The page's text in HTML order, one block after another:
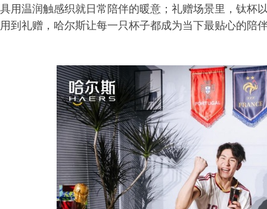
具用温润触感织就日常陪伴的暖意；礼赠场景里，钛杯
用到礼赠，哈尔斯让每一只杯子都成为当下最贴心的陪